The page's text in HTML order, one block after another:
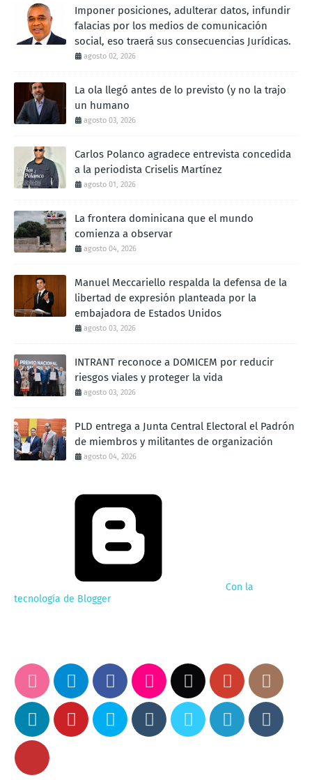
Imponer posiciones, adulterar datos, infundir
falacias por los medios de comunicación
social, eso traerá sus consecuencias Jurídicas.
agosto 02, 2026
La ola llegó antes de lo previsto (y no la trajo
un humano
agosto 03, 2026
Carlos Polanco agradece entrevista concedida
a la periodista Criselis Martínez
agosto 01, 2026
La frontera dominicana que el mundo
comienza a observar
agosto 04, 2026
Manuel Meccariello respalda la defensa de la
libertad de expresión planteada por la
embajadora de Estados Unidos
agosto 03, 2026
INTRANT reconoce a DOMICEM por reducir
riesgos viales y proteger la vida
agosto 03, 2026
PLD entrega a Junta Central Electoral el Padrón
de miembros y militantes de organización
agosto 04, 2026
Con la
tecnología de Blogger